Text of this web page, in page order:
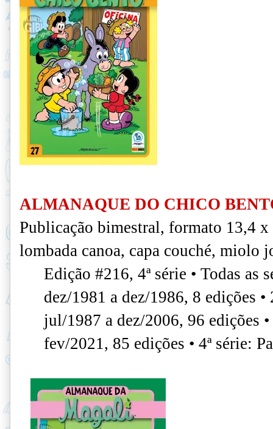
ALMANAQUE DO CHICO
Publicação bimestral, formato 13,4
lombada canoa, capa couché, miolo
Edição #216, 4ª série • Todas as
dez/1981 a dez/1986, 8 edições
jul/1987 a dez/2006, 96 edições
fev/2021, 85 edições • 4ª série: